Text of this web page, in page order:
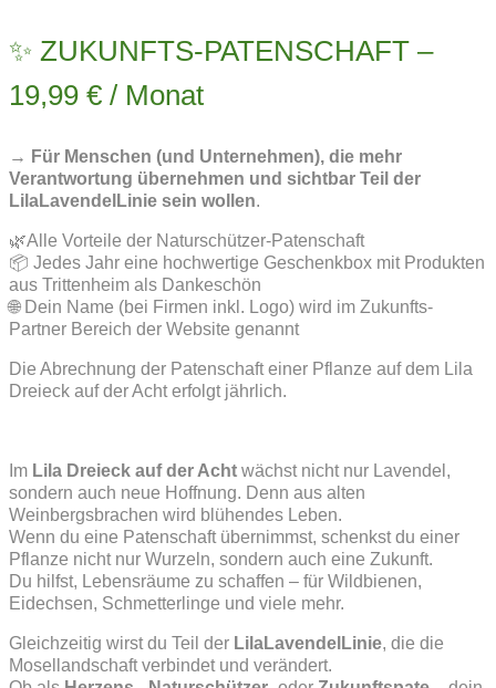
✨ ZUKUNFTS-PATENSCHAFT –
19,99 € / Monat
→ Für Menschen (und Unternehmen), die mehr
Verantwortung übernehmen und sichtbar Teil der
LilaLavendelLinie sein wollen.
🌿Alle Vorteile der Naturschützer-Patenschaft
📦 Jedes Jahr eine hochwertige Geschenkbox mit Produkten
aus Trittenheim als Dankeschön
🌐 Dein Name (bei Firmen inkl. Logo) wird im Zukunfts-
Partner Bereich der Website genannt
Die Abrechnung der Patenschaft einer Pflanze auf dem Lila
Dreieck auf der Acht erfolgt jährlich.
Im Lila Dreieck auf der Acht wächst nicht nur Lavendel,
sondern auch neue Hoffnung. Denn aus alten
Weinbergsbrachen wird blühendes Leben.
Wenn du eine Patenschaft übernimmst, schenkst du einer
Pflanze nicht nur Wurzeln, sondern auch eine Zukunft.
Du hilfst, Lebensräume zu schaffen – für Wildbienen,
Eidechsen, Schmetterlinge und viele mehr.
Gleichzeitig wirst du Teil der LilaLavendelLinie, die die
Mosellandschaft verbindet und verändert.